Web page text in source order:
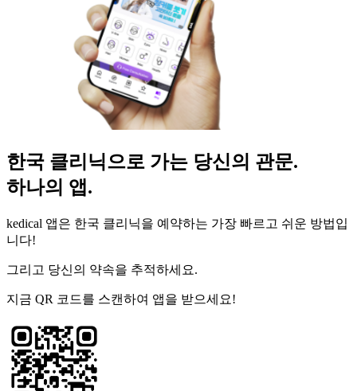
한국 클리닉으로 가는 당신의 관문.
하나의 앱.
kedical 앱은 한국 클리닉을 예약하는 가장 빠르고 쉬운 방법입
니다!
그리고 당신의 약속을 추적하세요.
지금 QR 코드를 스캔하여 앱을 받으세요!